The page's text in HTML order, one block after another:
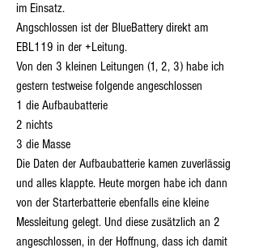
im Einsatz.
Angschlossen ist der BlueBattery direkt am
EBL119 in der +Leitung.
Von den 3 kleinen Leitungen (1, 2, 3) habe ich
gestern testweise folgende angeschlossen
1 die Aufbaubatterie
2 nichts
3 die Masse
Die Daten der Aufbaubatterie kamen zuverlässig
und alles klappte. Heute morgen habe ich dann
von der Starterbatterie ebenfalls eine kleine
Messleitung gelegt. Und diese zusätzlich an 2
angeschlossen, in der Hoffnung, dass ich damit